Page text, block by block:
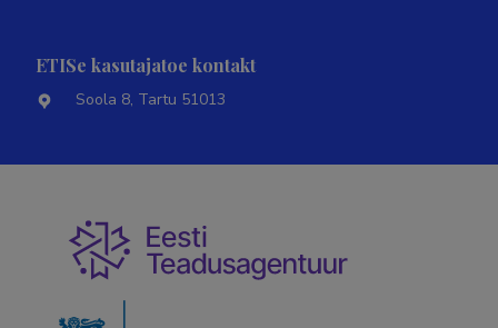
ETISe kasutajatoe kontakt
Soola 8, Tartu 51013